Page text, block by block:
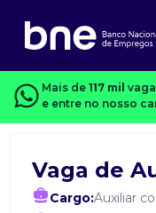
Mais de 117 mil
e entre no nosso
Vaga de
Cargo:Auxiliar